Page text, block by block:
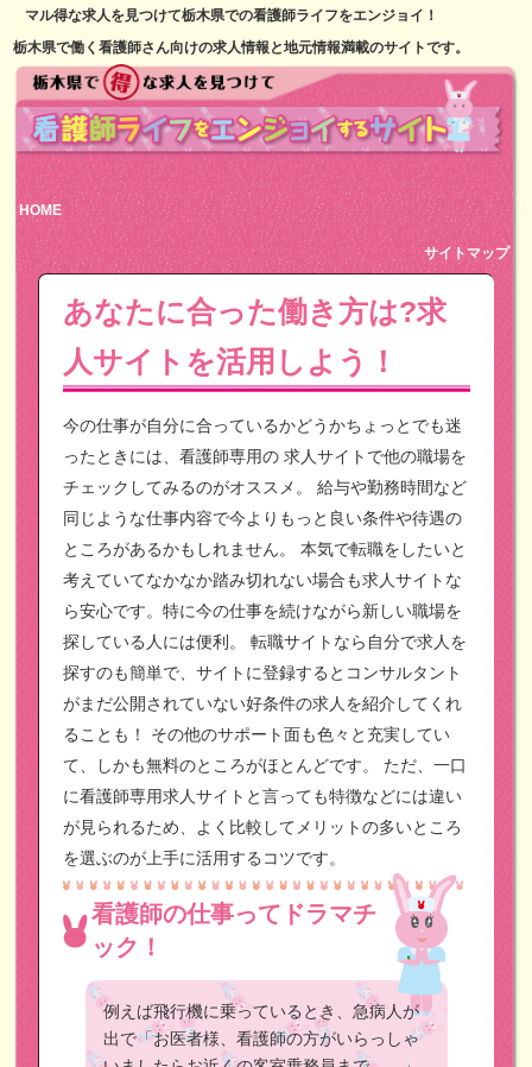
マル得な求人を見つけて栃木県での看護師ライフをエンジョイ！
栃木県で働く看護師さん向けの求人情報と地元情報満載のサイトです。
HOME
サイトマップ
あなたに合った働き方は?求
人サイトを活用しよう！
今の仕事が自分に合っているかどうかちょっとでも迷
ったときには、看護師専用の 求人サイトで他の職場を
チェックしてみるのがオススメ。
給与や勤務時間など
同じような仕事内容で今よりもっと良い条件や待遇の
ところがあるかもしれません。
本気で転職をしたいと
考えていてなかなか踏み切れない場合も求人サイトな
ら安心です。特に今の仕事を続けながら新しい職場を
探している人には便利。
転職サイトなら自分で求人を
探すのも簡単で、サイトに登録するとコンサルタント
がまだ公開されていない好条件の求人を紹介してくれ
ることも！
その他のサポート面も色々と充実してい
て、しかも無料のところがほとんどです。
ただ、一口
に看護師専用求人サイトと言っても特徴などには違い
が見られるため、よく比較してメリットの多いところ
を選ぶのが上手に活用するコツです。
看護師の仕事ってドラマチ
ック！
例えば飛行機に乗っているとき、急病人が
出で「お医者様、看護師の方がいらっしゃ